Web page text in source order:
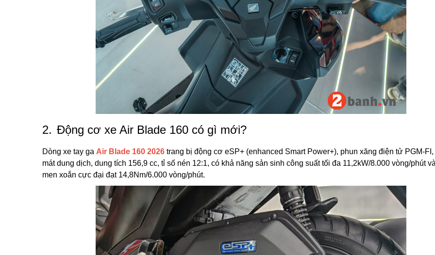
2. Động cơ xe Air Blade 160 có gì mới?
Dòng xe tay ga Air Blade 160 2026 trang bị động cơ eSP+ (enhanced Smart Power+), phun xăng điện tử PGM-
mát dung dịch, dung tích 156,9 cc, tỉ số nén 12:1, có khả năng sản sinh công suất tối đa 11,2kW/8.000 vòng/phút
men xoắn cực đại đạt 14,8Nm/6.000 vòng/phút.